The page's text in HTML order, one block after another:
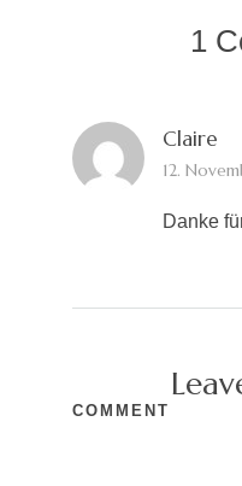
1
Claire
12.
Danke
COMMENT